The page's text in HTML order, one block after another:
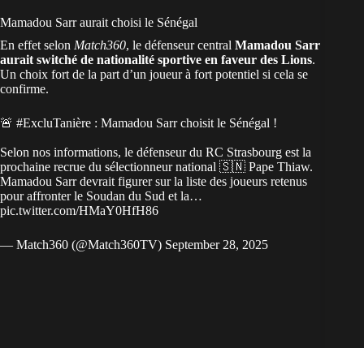
Mamadou Sarr aurait choisi le Sénégal
En effet selon Match360, le défenseur central Mamadou Sarr
aurait switché de nationalité sportive en faveur des Lions.
Un choix fort de la part d’un joueur à fort potentiel si cela se
confirme.
🚨 #ExcluTanière : Mamadou Sarr choisit le Sénégal !
Selon nos informations, le défenseur du RC Strasbourg est la
prochaine recrue du sélectionneur national 🇸🇳 Pape Thiaw.
Mamadou Sarr devrait figurer sur la liste des joueurs retenus
pour affronter le Soudan du Sud et la…
pic.twitter.com/HMaY0HfH86
— Match360 (@Match360TV) September 28, 2025